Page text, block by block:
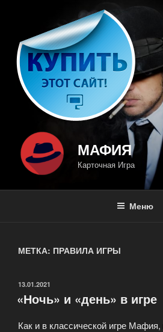
содержимому
МАФИЯ
Карточная Игра
Меню
МЕТКА: ПРАВИЛА ИГРЫ
ОПУБЛИКОВАНО
13.01.2021
«Ночь» и «день» в игре
Как и в классической игре Мафия,